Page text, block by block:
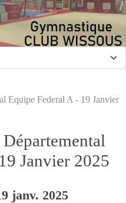
Equipe Federal A - 19 Janvier
Janvier 2025
janv. 2025